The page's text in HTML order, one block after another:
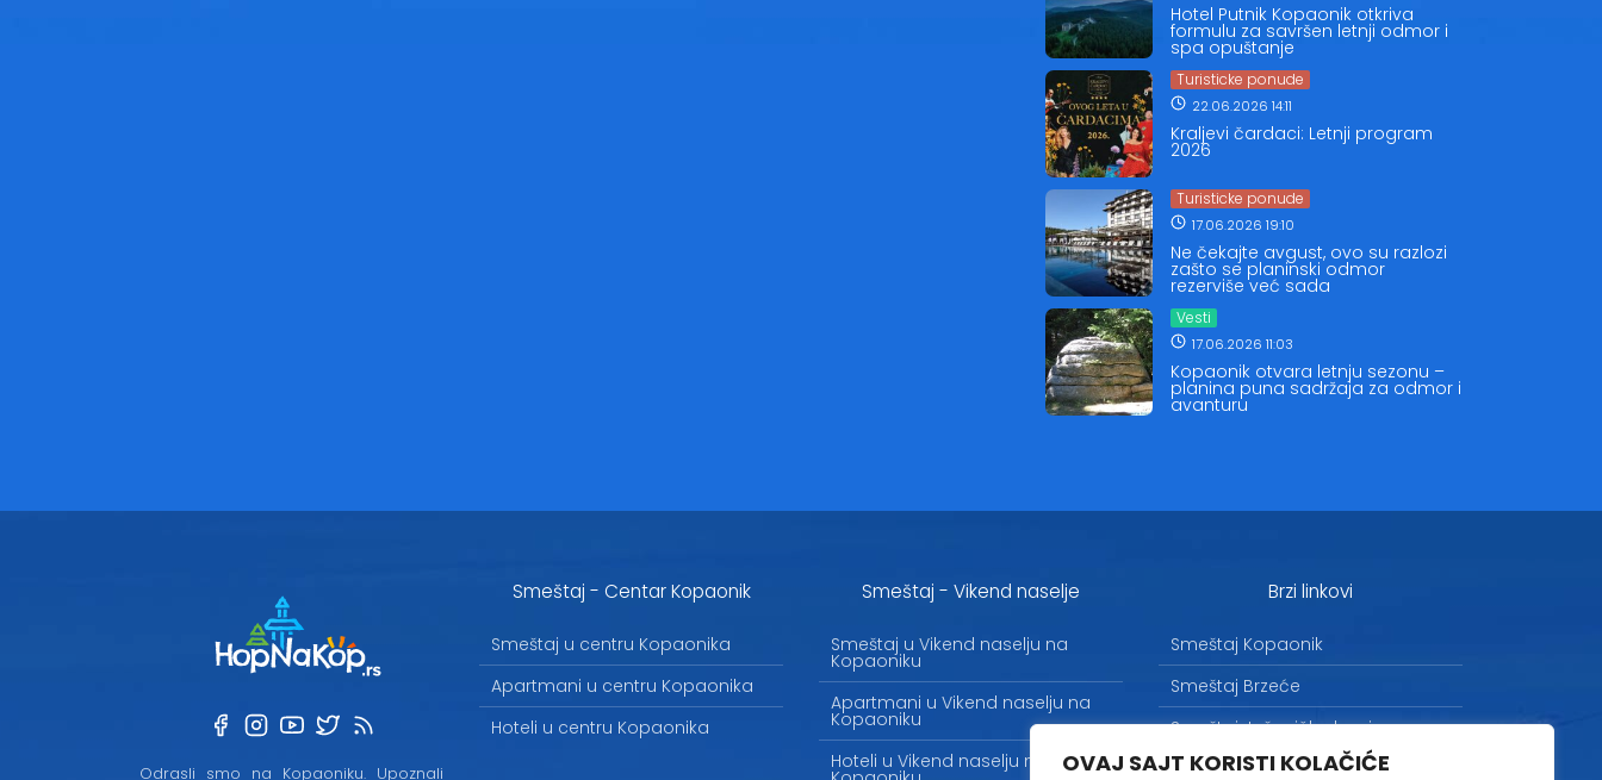
OVAJ SAJT KORISTI KOLAČIĆE
Hotel Putnik Kopaonik otkriva
formulu za savršen letnji odmor i
spa opuštanje
Turisticke ponude
22.06.2026 14:11
Kraljevi čardaci: Letnji program
2026
Turisticke ponude
17.06.2026 19:10
Ne čekajte avgust, ovo su razlozi
zašto se planinski odmor
rezerviše već sada
Vesti
17.06.2026 11:03
Kopaonik otvara letnju sezonu –
planina puna sadržaja za odmor i
avanturu
Odrasli smo na Kopaoniku. Upoznali
Smeštaj - Centar Kopaonik
Smeštaj u centru Kopaonika
Apartmani u centru Kopaonika
Hoteli u centru Kopaonika
Smeštaj - Vikend naselje
Smeštaj u Vikend naselju na
Kopaoniku
Apartmani u Vikend naselju na
Kopaoniku
Hoteli u Vikend naselju na
Brzi linkovi
Smeštaj Kopaonik
Smeštaj Brzeće
Smeštaj Jošanička banja
Uslovi korišćenja